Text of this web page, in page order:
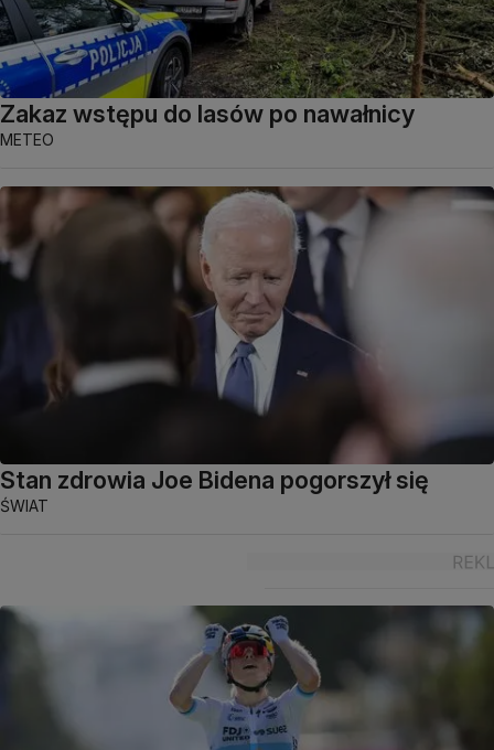
Zakaz wstępu do lasów po nawałnicy
METEO
Stan zdrowia Joe Bidena pogorszył się
ŚWIAT